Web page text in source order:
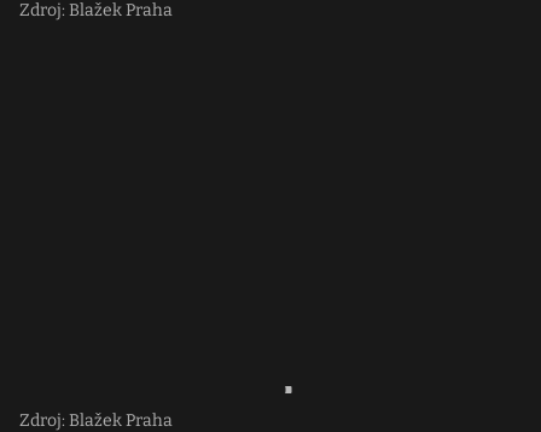
Zdroj: Blažek Praha
Zdroj: Blažek Praha